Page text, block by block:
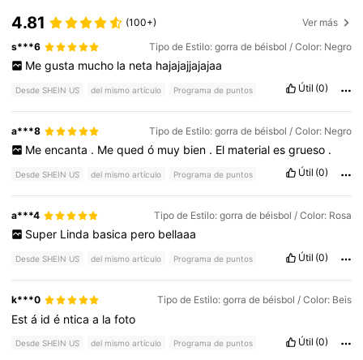
4.81 (100+) Ver más
s***6 Tipo de Estilo: gorra de béisbol / Color: Negro
Me gusta mucho la neta hajajajjajajaa
Desde SHEIN US del mismo artículo Programa de puntos Útil (0)
a***8 Tipo de Estilo: gorra de béisbol / Color: Negro
Me encanta . Me qued ó muy bien . El material es grueso .
Desde SHEIN US del mismo artículo Programa de puntos Útil (0)
a***4 Tipo de Estilo: gorra de béisbol / Color: Rosa
Super Linda basica pero bellaaa
Desde SHEIN US del mismo artículo Programa de puntos Útil (0)
k***0 Tipo de Estilo: gorra de béisbol / Color: Beis
Está idé nticaa lafoto
Desde SHEIN US del mismo artículo Programa de puntos Útil (0)